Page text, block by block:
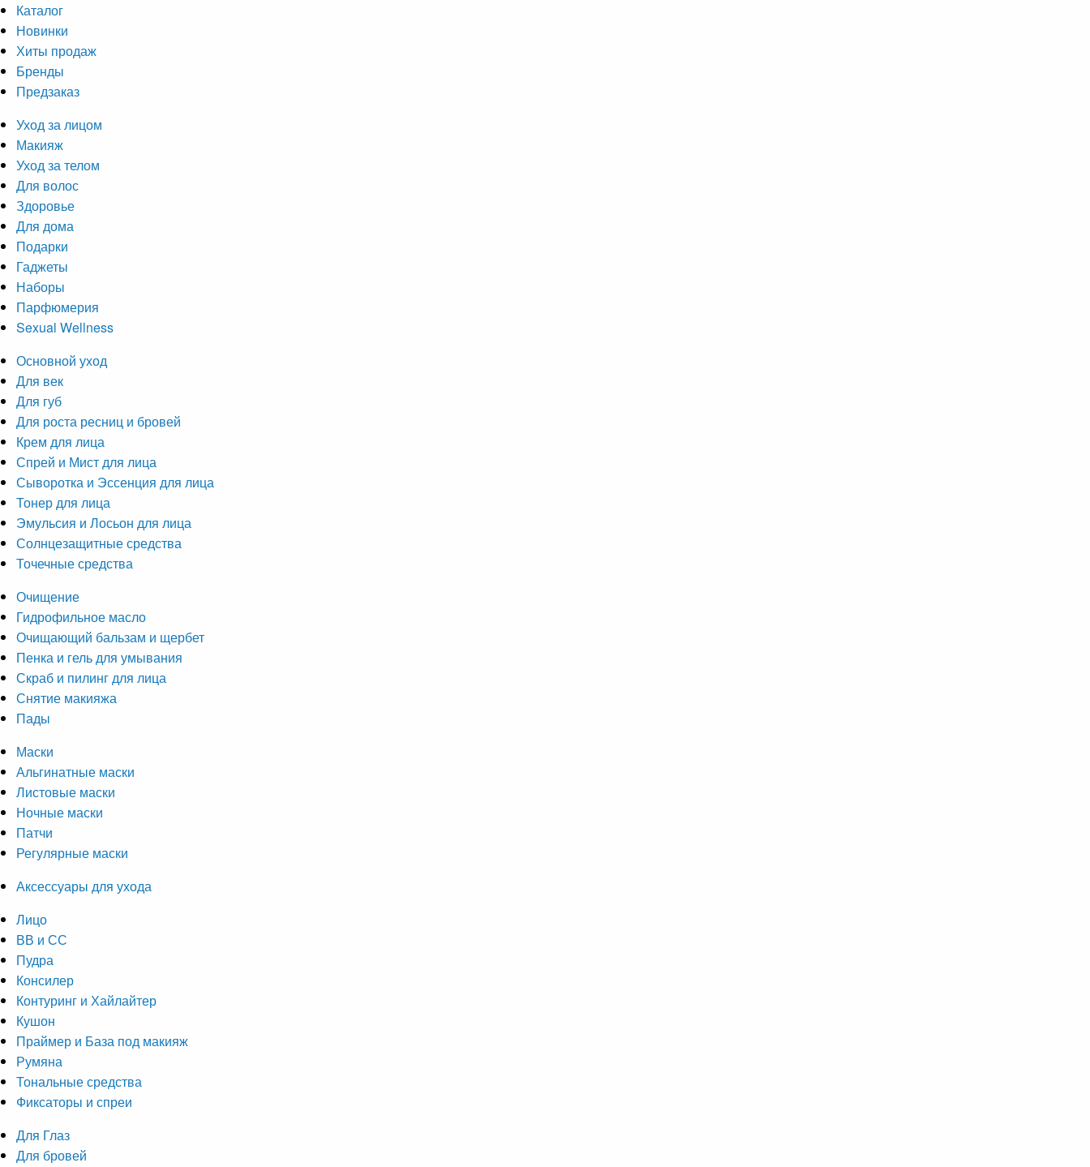
Каталог
Новинки
Хиты продаж
Бренды
Предзаказ
Уход за лицом
Макияж
Уход за телом
Для волос
Здоровье
Для дома
Подарки
Гаджеты
Наборы
Парфюмерия
Sexual Wellness
Основной уход
Для век
Для губ
Для роста ресниц и бровей
Крем для лица
Спрей и Мист для лица
Сыворотка и Эссенция для лица
Тонер для лица
Эмульсия и Лосьон для лица
Солнцезащитные средства
Точечные средства
Очищение
Гидрофильное масло
Очищающий бальзам и щербет
Пенка и гель для умывания
Скраб и пилинг для лица
Снятие макияжа
Пады
Маски
Альгинатные маски
Листовые маски
Ночные маски
Патчи
Регулярные маски
Аксессуары для ухода
Лицо
ВВ и СС
Пудра
Консилер
Контуринг и Хайлайтер
Кушон
Праймер и База под макияж
Румяна
Тональные средства
Фиксаторы и спреи
Для Глаз
Для бровей